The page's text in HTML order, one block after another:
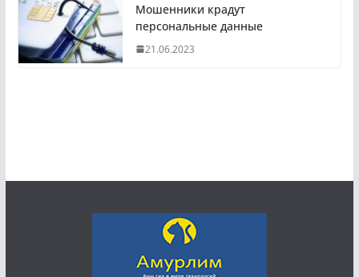
Мошенники крадут
персональные данные
21.06.2023